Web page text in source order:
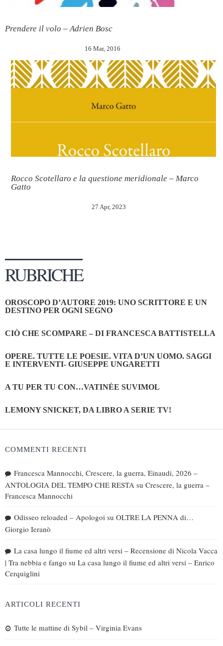
Prendere il volo – Adrien Bosc
16 Mar, 2016
Rocco Scotellaro e la questione meridionale – Marco
Gatto
27 Apr, 2023
RUBRICHE
OROSCOPO D’AUTORE 2019: UNO SCRITTORE E UN
DESTINO PER OGNI SEGNO
CIÒ CHE SCOMPARE – DI FRANCESCA BATTISTELLA
OPERE. TUTTE LE POESIE. VITA D’UN UOMO. SAGGI
E INTERVENTI- GIUSEPPE UNGARETTI
A TU PER TU CON…VATINÈE SUVIMOL
LEMONY SNICKET, DA LIBRO A SERIE TV!
COMMENTI RECENTI
Francesca Mannocchi, Crescere, la guerra, Einaudi, 2026 –
ANTOLOGIA DEL TEMPO CHE RESTA su Crescere, la guerra –
Francesca Mannocchi
Odisseo reloaded – Apologoi su OLTRE LA PENNA di…
Giorgio Ieranò
La casa lungo il fiume ed altri versi – Recensione di Nicola Vacca
| Tra nebbia e fango su La casa lungo il fiume ed altri versi – Enrico
Cerquiglini
ARTICOLI RECENTI
Tutte le mattine di Sybil – Virginia Evans